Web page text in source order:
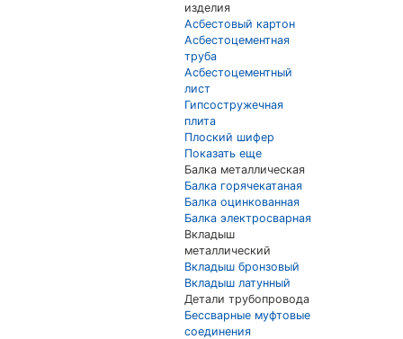
изделия
Асбестовый картон
Асбестоцементная
труба
Асбестоцементный
лист
Гипсостружечная
плита
Плоский шифер
Показать еще
Балка металлическая
Балка горячекатаная
Балка оцинкованная
Балка электросварная
Вкладыш
металлический
Вкладыш бронзовый
Вкладыш латунный
Детали трубопровода
Бессварные муфтовые
соединения